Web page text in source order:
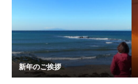
新年のご挨拶